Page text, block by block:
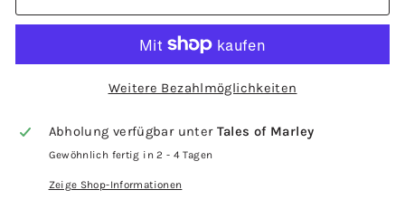
Weitere Bezahlmöglichkeiten
Abholung verfügbar unter Tales of Marley
Gewöhnlich fertig in 2 - 4 Tagen
Zeige Shop-Informationen